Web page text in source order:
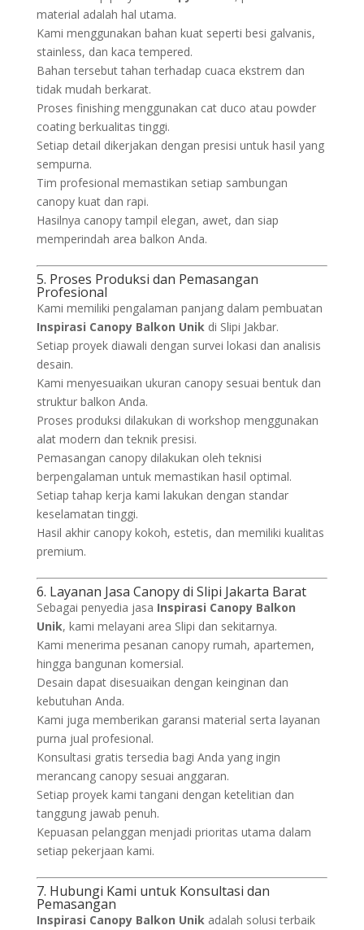
material adalah hal utama.
Kami menggunakan bahan kuat seperti besi galvanis,
stainless, dan kaca tempered.
Bahan tersebut tahan terhadap cuaca ekstrem dan
tidak mudah berkarat.
Proses finishing menggunakan cat duco atau powder
coating berkualitas tinggi.
Setiap detail dikerjakan dengan presisi untuk hasil yang
sempurna.
Tim profesional memastikan setiap sambungan
canopy kuat dan rapi.
Hasilnya canopy tampil elegan, awet, dan siap
memperindah area balkon Anda.
5. Proses Produksi dan Pemasangan
Profesional
Kami memiliki pengalaman panjang dalam pembuatan
Inspirasi Canopy Balkon Unikdi Slipi Jakbar.
Setiap proyek diawali dengan survei lokasi dan analisis
desain.
Kami menyesuaikan ukuran canopy sesuai bentuk dan
struktur balkon Anda.
Proses produksi dilakukan di workshop menggunakan
alat modern dan teknik presisi.
Pemasangan canopy dilakukan oleh teknisi
berpengalaman untuk memastikan hasil optimal.
Setiap tahap kerja kami lakukan dengan standar
keselamatan tinggi.
Hasil akhir canopy kokoh, estetis, dan memiliki kualitas
premium.
6. Layanan Jasa Canopy di Slipi Jakarta Barat
Sebagai penyedia jasa Inspirasi Canopy Balkon
Unik, kami melayani area Slipi dan sekitarnya.
Kami menerima pesanan canopy rumah, apartemen,
hingga bangunan komersial.
Desain dapat disesuaikan dengan keinginan dan
kebutuhan Anda.
Kami juga memberikan garansi material serta layanan
purna jual profesional.
Konsultasi gratis tersedia bagi Anda yang ingin
merancang canopy sesuai anggaran.
Setiap proyek kami tangani dengan ketelitian dan
tanggung jawab penuh.
Kepuasan pelanggan menjadi prioritas utama dalam
setiap pekerjaan kami.
7. Hubungi Kami untuk Konsultasi dan
Pemasangan
Inspirasi Canopy Balkon Unikadalah solusi terbaik